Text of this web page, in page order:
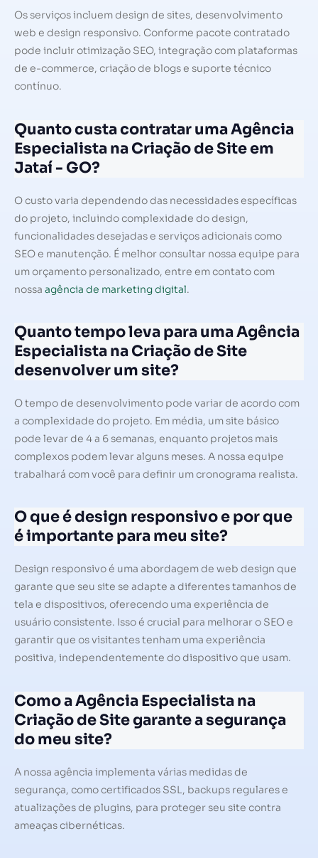
Os serviços incluem design de sites, desenvolvimento
web e design responsivo. Conforme pacote contratado
pode incluir otimização SEO, integração com plataformas
de e-commerce, criação de blogs e suporte técnico
contínuo.
Quanto custa contratar uma Agência
Especialista na Criação de Site em
Jataí - GO?
O custo varia dependendo das necessidades específicas
do projeto, incluindo complexidade do design,
funcionalidades desejadas e serviços adicionais como
SEO e manutenção. É melhor consultar nossa equipe para
um orçamento personalizado, entre em contato com
nossa agência de marketing digital.
Quanto tempo leva para uma Agência
Especialista na Criação de Site
desenvolver um site?
O tempo de desenvolvimento pode variar de acordo com
a complexidade do projeto. Em média, um site básico
pode levar de 4 a 6 semanas, enquanto projetos mais
complexos podem levar alguns meses. A nossa equipe
trabalhará com você para definir um cronograma realista.
O que é design responsivo e por que
é importante para meu site?
Design responsivo é uma abordagem de web design que
garante que seu site se adapte a diferentes tamanhos de
tela e dispositivos, oferecendo uma experiência de
usuário consistente. Isso é crucial para melhorar o SEO e
garantir que os visitantes tenham uma experiência
positiva, independentemente do dispositivo que usam.
Como a Agência Especialista na
Criação de Site garante a segurança
do meu site?
A nossa agência implementa várias medidas de
segurança, como certificados SSL, backups regulares e
atualizações de plugins, para proteger seu site contra
ameaças cibernéticas.